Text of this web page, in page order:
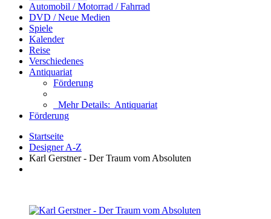
Automobil / Motorrad / Fahrrad
DVD / Neue Medien
Spiele
Kalender
Reise
Verschiedenes
Antiquariat
Förderung
Mehr Details: Antiquariat
Förderung
Startseite
Designer A-Z
Karl Gerstner - Der Traum vom Absoluten